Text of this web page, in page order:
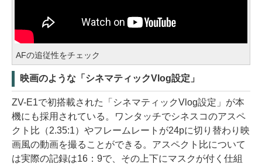
AFの追従性をチェック
映画のような「シネマティックVlog設定」
ZV-E1で初搭載された「シネマティックVlog設定」が本
機にも採用されている。ワンタッチでシネスコのアスペ
クト比（2.35:1）やフレームレートが24pに切り替わり映
画風の動画を撮ることができる。アスペクト比について
は実際の記録は16：9で、その上下にマスクが付く仕組